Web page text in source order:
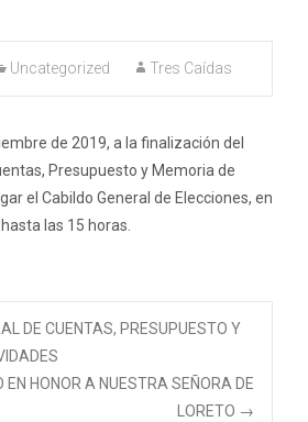
Uncategorized Tres Caídas
de 2019, a la finalización del
Presupuesto y Memoria de
el Cabildo General de Elecciones, en
las 15 horas.
DE CUENTAS, PRESUPUESTO Y
EN HONOR A NUESTRA SEÑORA DE
LORETO →